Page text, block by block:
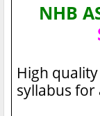
NHB
High
syllabus for